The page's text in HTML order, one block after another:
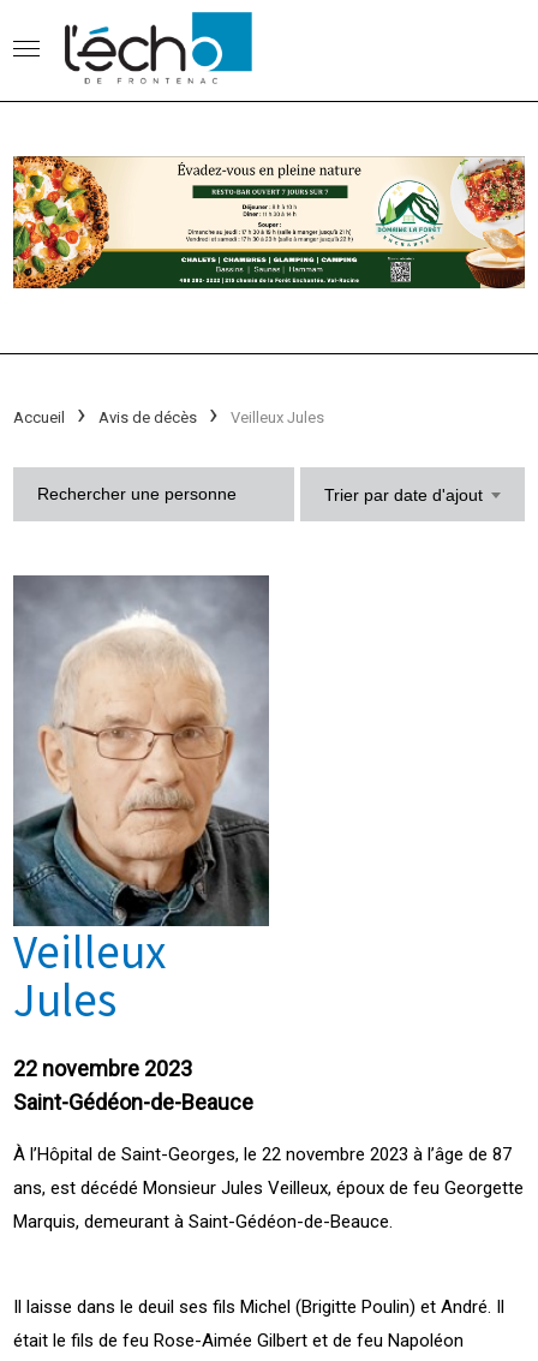
Accueil Avis de décès Veilleux Jules
Trier par date d'ajout
Veilleux
Jules
22 novembre 2023
Saint-Gédéon-de-Beauce
À l’Hôpital de Saint-Georges, le 22 novembre 2023 à l’âge de 87
ans, est décédé Monsieur Jules Veilleux, époux de feu Georgette
Marquis, demeurant à Saint-Gédéon-de-Beauce.
Il laisse dans le deuil ses fils Michel (Brigitte Poulin) et André. Il
était le fils de feu Rose-Aimée Gilbert et de feu Napoléon